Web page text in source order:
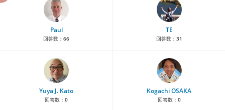
Paul
回答数： 66
TE
回答数： 31
Yuya J. Kato
回答数： 0
Kogachi OSAKA
回答数： 0